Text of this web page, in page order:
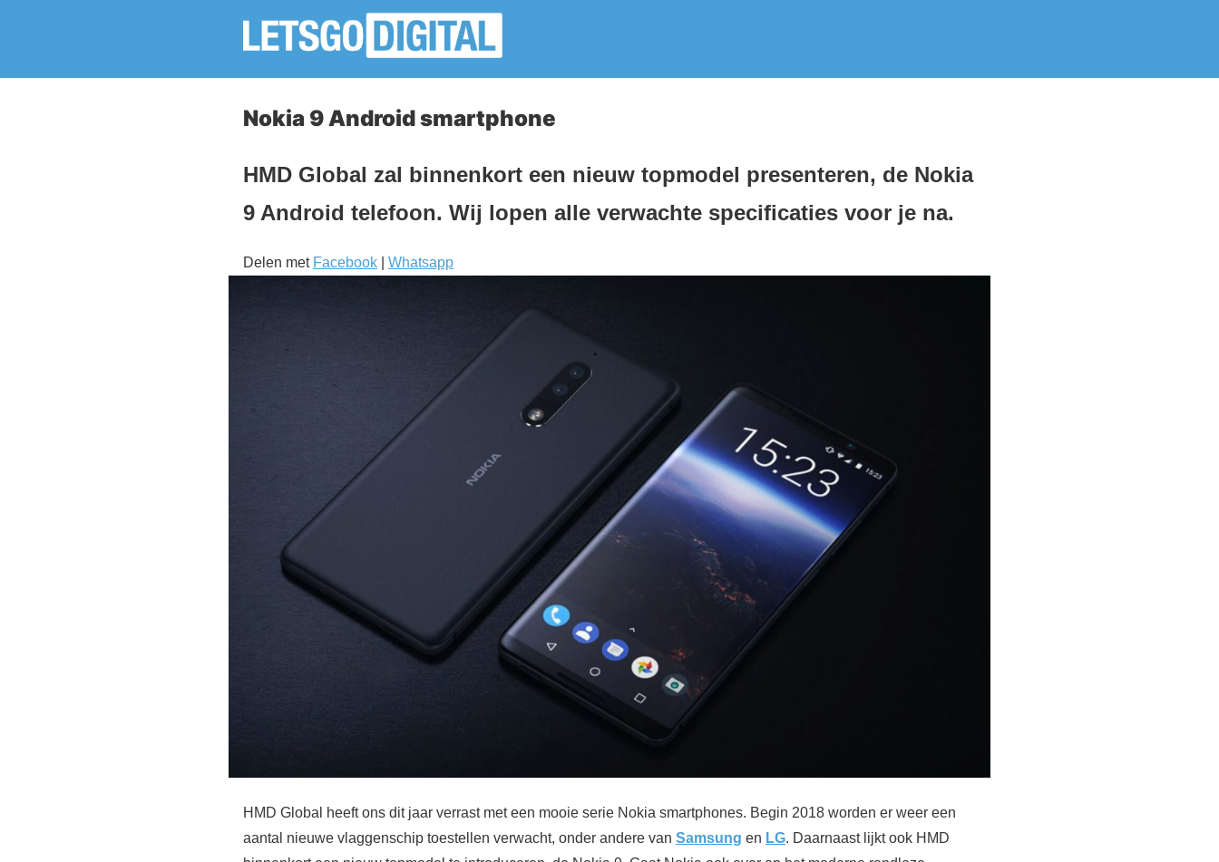
Nokia 9 Android smartphone
HMD Global zal binnenkort een nieuw topmodel presenteren, de Nokia
9 Android telefoon. Wij lopen alle verwachte specificaties voor je na.
Delen met Facebook Whatsapp
HMD Global heeft ons dit jaar verrast met een mooie serie Nokia smartphones. Begin 2018 worden er weer een
aantal nieuwe vlaggenschip toestellen verwacht, onder andere van Samsung en LG. Daarnaast lijkt ook HMD